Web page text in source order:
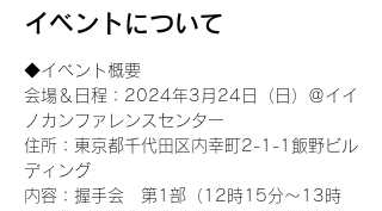
イベントについて
◆イベント概要
会場＆日程：2024年3月24日（日）＠イイ
ノカンファレンスセンター
住所：東京都千代田区内幸町2-1-1飯野ビル
ディング
内容：握手会　第1部（12時15分～13時